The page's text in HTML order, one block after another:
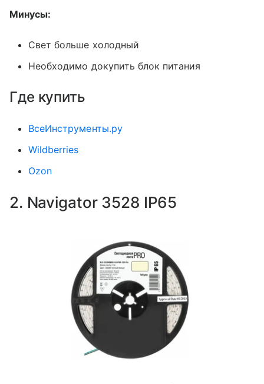
Минусы:
Свет больше холодный
Необходимо докупить блок питания
Где купить
ВсеИнструменты.ру
Wildberries
Ozon
2. Navigator 3528 IP65